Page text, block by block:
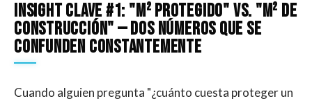
Insight clave #1: "m² protegido" vs. "m² de
construcción" — dos números que se
confunden constantemente
Cuando alguien pregunta "¿cuánto cuesta proteger un